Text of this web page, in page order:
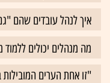
איך לנהל עובדים שהם
מה מנהלים יכולים ללמוד מאירועי
"זו אחת הערים